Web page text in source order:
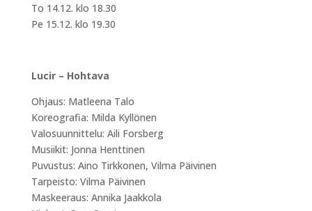
To 14.12. klo 18.30
Pe 15.12. klo 19.30
Lucir – Hohtava
Ohjaus: Matleena Talo
Koreografia: Milda Kyllönen
Valosuunnittelu: Aili Forsberg
Musiikit: Jonna Henttinen
Puvustus: Aino Tirkkonen, Vilma Päivinen
Tarpeisto: Vilma Päivinen
Maskeeraus: Annika Jaakkola